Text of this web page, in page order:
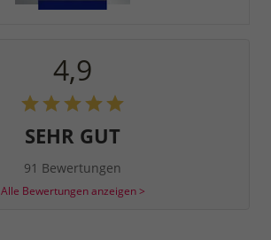
4,9
SEHR GUT
91 Bewertungen
Alle Bewertungen anzeigen >